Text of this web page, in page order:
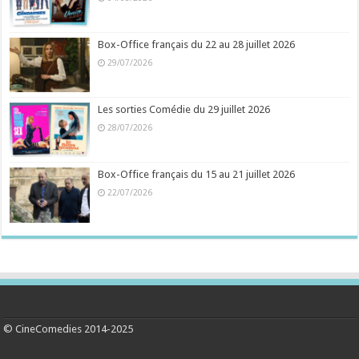
Box-Office français du 22 au 28 juillet 2026
29/07/2026
Les sorties Comédie du 29 juillet 2026
28/07/2026
Box-Office français du 15 au 21 juillet 2026
22/07/2026
© CineComedies 2014-2025